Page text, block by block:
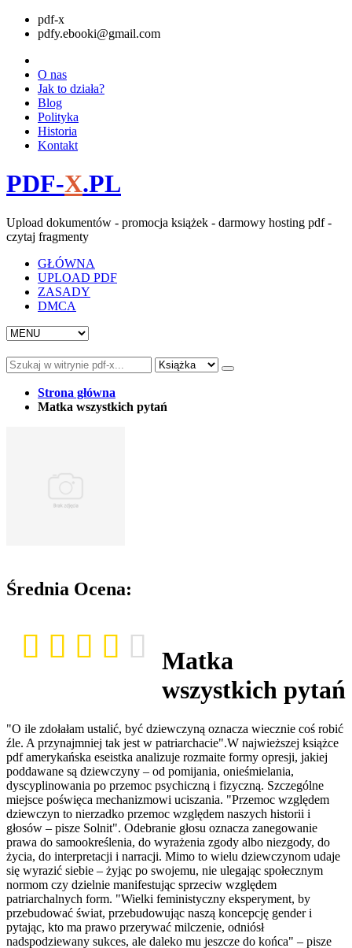
pdf-x
pdfy.ebooki@gmail.com
O nas
Jak to działa?
Blog
Polityka
Historia
Kontakt
PDF-X.PL
Upload dokumentów - promocja książek - darmowy hosting pdf -
czytaj fragmenty
GŁÓWNA
UPLOAD PDF
ZASADY
DMCA
Strona główna
Matka wszystkich pytań
Średnia Ocena:
Matka
wszystkich pytań
"O ile zdołałam ustalić, być dziewczyną oznacza wiecznie coś robić
źle. A przynajmniej tak jest w patriarchacie".W najwieższej książce
pdf amerykańska eseistka analizuje rozmaite formy opresji, jakiej
poddawane są dziewczyny – od pomijania, onieśmielania,
dyscyplinowania po przemoc psychiczną i fizyczną. Szczególne
miejsce poświęca mechanizmowi uciszania. "Przemoc względem
dziewczyn to nierzadko przemoc względem naszych historii i
głosów – pisze Solnit". Odebranie głosu oznacza zanegowanie
prawa do samookreślenia, do wyrażenia zgody albo niezgody, do
życia, do interpretacji i narracji. Mimo to wielu dziewczynom udaje
się wyrazić siebie – żyjąc po swojemu, nie ulegając społecznym
normom czy dzielnie manifestując sprzeciw względem
patriarchalnych form. "Wielki feministyczny eksperyment, by
przebudować świat, przebudowując naszą koncepcję gender i
pytając, kto ma prawo przerywać milczenie, odniósł
nadspodziewany sukces, ale daleko mu jeszcze do końca" – pisze